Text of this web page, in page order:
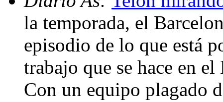
la temporada, el
episodio de lo que está
trabajo que se hace en
Con un equipo plagado